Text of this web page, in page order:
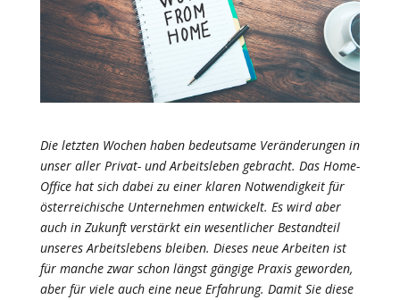
Die letzten Wochen haben bedeutsame Veränderungen in
unser aller Privat- und Arbeitsleben gebracht. Das Home-
Office hat sich dabei zu einer klaren Notwendigkeit für
österreichische Unternehmen entwickelt. Es wird aber
auch in Zukunft verstärkt ein wesentlicher Bestandteil
unseres Arbeitslebens bleiben. Dieses neue Arbeiten ist
für manche zwar schon längst gängige Praxis geworden,
aber für viele auch eine neue Erfahrung. Damit Sie diese